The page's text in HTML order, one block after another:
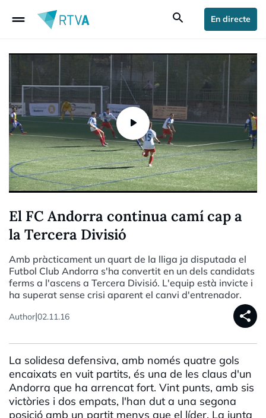
drag_handle search En directe
El FC Andorra continua camí cap a
la Tercera Divisió
Amb pràcticament un quart de la lliga ja disputada el
Futbol Club Andorra s'ha convertit en un dels candidats
ferms a l'ascens a Tercera Divisió. L'equip està invicte i
ha superat sense crisi aparent el canvi d'entrenador.
Author|02.11.16 share
La solidesa defensiva, amb només quatre gols
encaixats en vuit partits, és una de les claus d'un
Andorra que ha arrencat fort. Vint punts, amb sis
victòries i dos empats, l'han dut a una segona
posició amb un partit menys que el líder. La junta